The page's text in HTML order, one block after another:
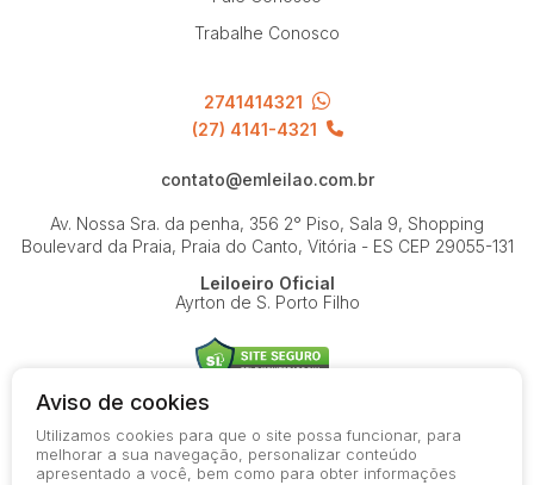
Trabalhe Conosco
2741414321
(27) 4141-4321
contato@emleilao.com.br
Av. Nossa Sra. da penha, 356 2° Piso, Sala 9, Shopping
Boulevard da Praia, Praia do Canto, Vitória - ES CEP 29055-131
Leiloeiro Oficial
Ayrton de S. Porto Filho
© 2026-present - Todos os direitos reservados
Política de Privacidade
Aviso de cookies
Utilizamos cookies para que o site possa funcionar, para
melhorar a sua navegação, personalizar conteúdo
apresentado a você, bem como para obter informações